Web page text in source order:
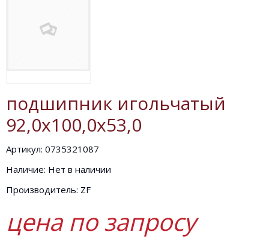
подшипник игольчатый
92,0х100,0х53,0
Артикул: 0735321087
Наличие: Нет в наличии
Производитель: ZF
цена по запросу